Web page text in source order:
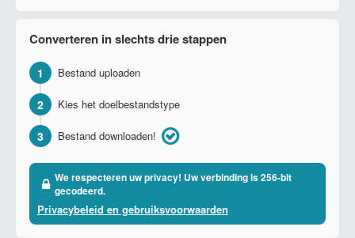
Converteren in slechts drie stappen
1 Bestand uploaden
2 Kies het doelbestandstype
3 Bestand downloaden!
We respecteren uw privacy! Uw verbinding is 256-bit
gecodeerd.
Privacybeleid en gebruiksvoorwaarden